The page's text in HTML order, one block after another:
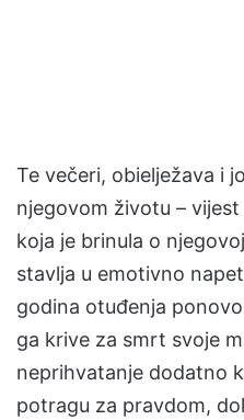
Te večeri, obielježava i
njegovom životu –
koja je brinula o
stavlja u emotivno
godina otuđenja
ga krive za smrt svoje
neprihvatanje dodatno
potragu za pravdom,